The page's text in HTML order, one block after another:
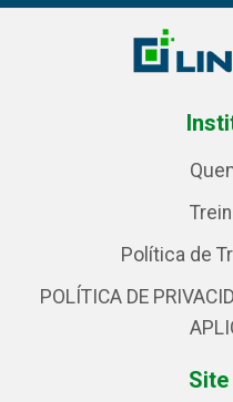
Política de
POLÍTICA DE